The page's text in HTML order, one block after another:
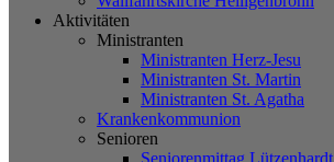
Aktivitäten
Ministranten
Ministranten Herz-Jesu
Ministranten St. Martin
Ministranten St. Agatha
Krankenkommunion
Senioren